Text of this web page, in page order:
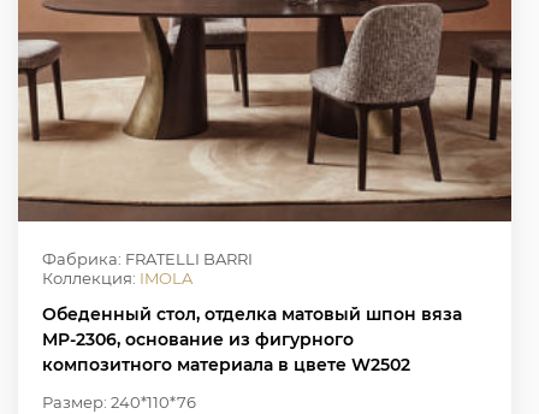
Фабрика: FRATELLI BARRI
Коллекция: IMOLA
Обеденный стол, отделка матовый шпон вяза
MP-2306, основание из фигурного
композитного материала в цвете W2502
Размер: 240*110*76